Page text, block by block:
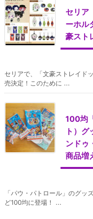
セリア
ーホル
豪スト
セリアで、「文豪ストレイド
売決定！このために ...
100均
ト）
ンドゥ
商品増
「パウ・パトロール」のグッ
ど100均に登場！ ...